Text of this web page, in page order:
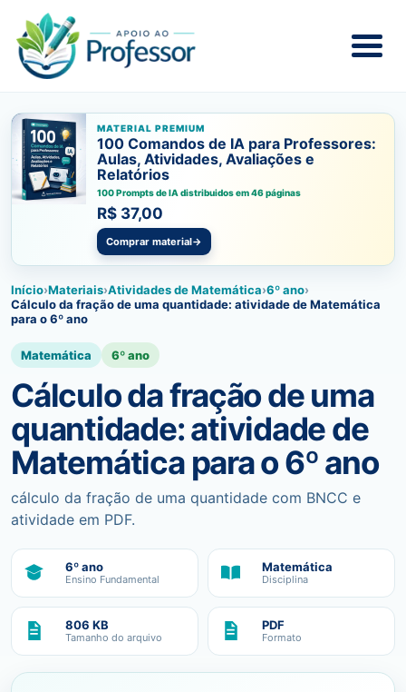
MATERIAL PREMIUM
100 Comandos de IA para Professores:
Aulas, Atividades, Avaliações e
Relatórios
100 Prompts de IA distribuidos em 46 páginas
R$ 37,00
Comprar material→
Início›Materiais›Atividades de Matemática›6º ano›
Cálculo da fração de uma quantidade: atividade de Matemática
para o 6º ano
Matemática 6º ano
Cálculo da fração de uma
quantidade: atividade de
Matemática para o 6º ano
cálculo da fração de uma quantidade com BNCC e
atividade em PDF.
6º ano
Ensino Fundamental
Matemática
Disciplina
806 KB
Tamanho do arquivo
PDF
Formato